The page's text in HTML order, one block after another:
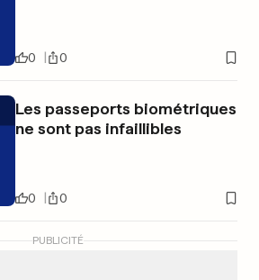
0 0
Les passeports biométriques
ne sont pas infaillibles
0 0
PUBLICITÉ